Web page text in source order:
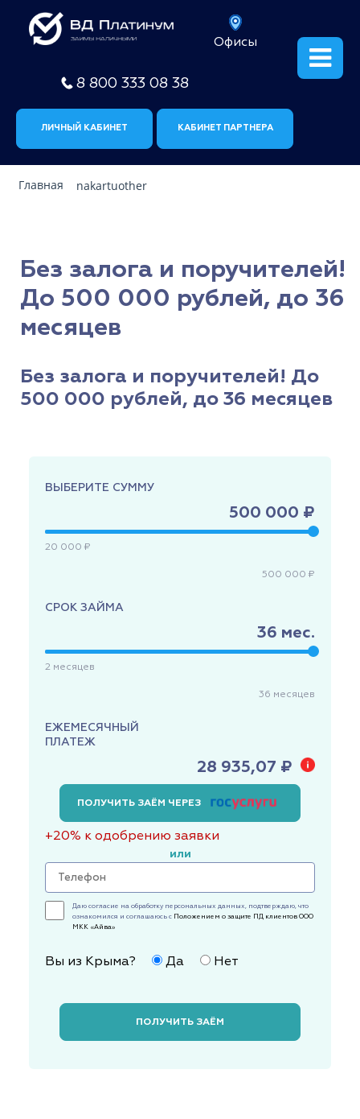
Офисы
8 800 333 08 38
ЛИЧНЫЙ КАБИНЕТ КАБИНЕТ ПАРТНЕРА
Главная nakartuother
Без залога и поручителей!
До 500 000 рублей, до 36
месяцев
Без залога и поручителей! До
500 000 рублей, до 36 месяцев
ВЫБЕРИТЕ СУММУ
500 000 ₽
20 000 ₽
500 000 ₽
СРОК ЗАЙМА
36 мес.
2 месяцев
36 месяцев
ЕЖЕМЕСЯЧНЫЙ
ПЛАТЕЖ
28 935,07 ₽
ПОЛУЧИТЬ ЗАЁМ ЧЕРЕЗ
+20% к одобрению заявки
или
Даю согласие на обработку персональных данных, подтверждаю, что
ознакомился и соглашаюсь с Положением о защите ПД клиентов ООО
МКК «Айва»
Вы из Крыма? Да Нет
ПОЛУЧИТЬ ЗАЁМ